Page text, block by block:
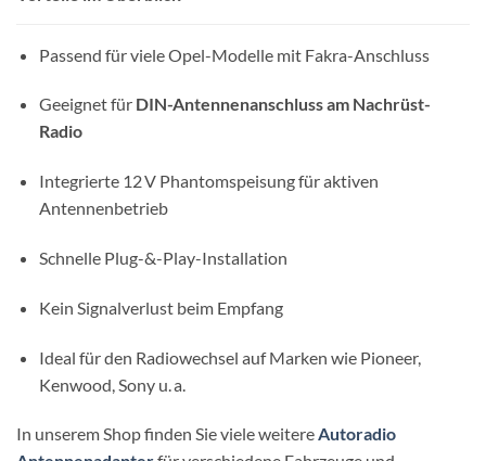
Passend für viele Opel-Modelle mit Fakra-Anschluss
Geeignet für DIN-Antennenanschluss am Nachrüst-
Radio
Integrierte 12 V Phantomspeisung für aktiven
Antennenbetrieb
Schnelle Plug-&-Play-Installation
Kein Signalverlust beim Empfang
Ideal für den Radiowechsel auf Marken wie Pioneer,
Kenwood, Sony u. a.
In unserem Shop finden Sie viele weitereAutoradio